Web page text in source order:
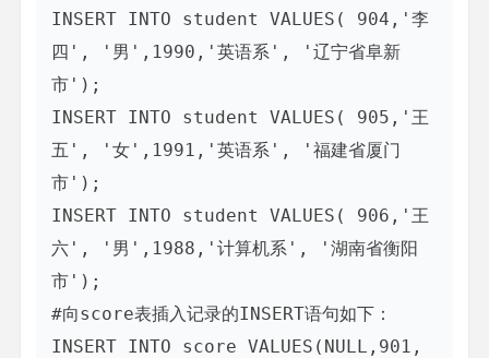
INSERT INTO student VALUES( 904,'李
四', '男',1990,'英语系', '辽宁省阜新
市');
INSERT INTO student VALUES( 905,'王
五', '女',1991,'英语系', '福建省厦门
市');
INSERT INTO student VALUES( 906,'王
六', '男',1988,'计算机系', '湖南省衡阳
市');
#向score表插入记录的INSERT语句如下：
INSERT INTO score VALUES(NULL,901,